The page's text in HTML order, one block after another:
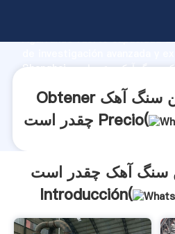
Agarrando fuerte capacidad
Shanghai هزینه سنگ شکن سنگ آهک چقدر است proveedor
Obtener هزینه سنگ شکن سنگ آهک
چقدر است Precio(
سنگ آهک چقدر است
Introducción(